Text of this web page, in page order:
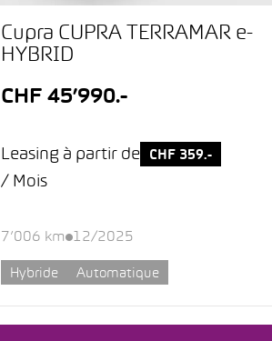
Cupra CUPRA TERRAMAR e-
HYBRID
CHF 45’990.-
Leasing à partir de CHF 359.-
/ Mois
7’006 km 12/2025
Hybride Automatique